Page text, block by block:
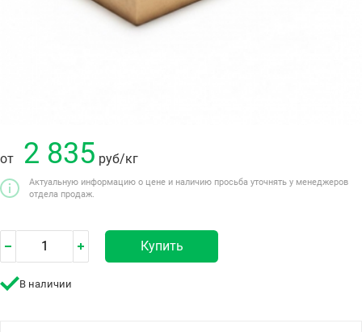
от 2 835 руб/кг
Актуальную информацию о цене и наличию просьба уточнять у менеджеров
отдела продаж.
Купить
В наличии